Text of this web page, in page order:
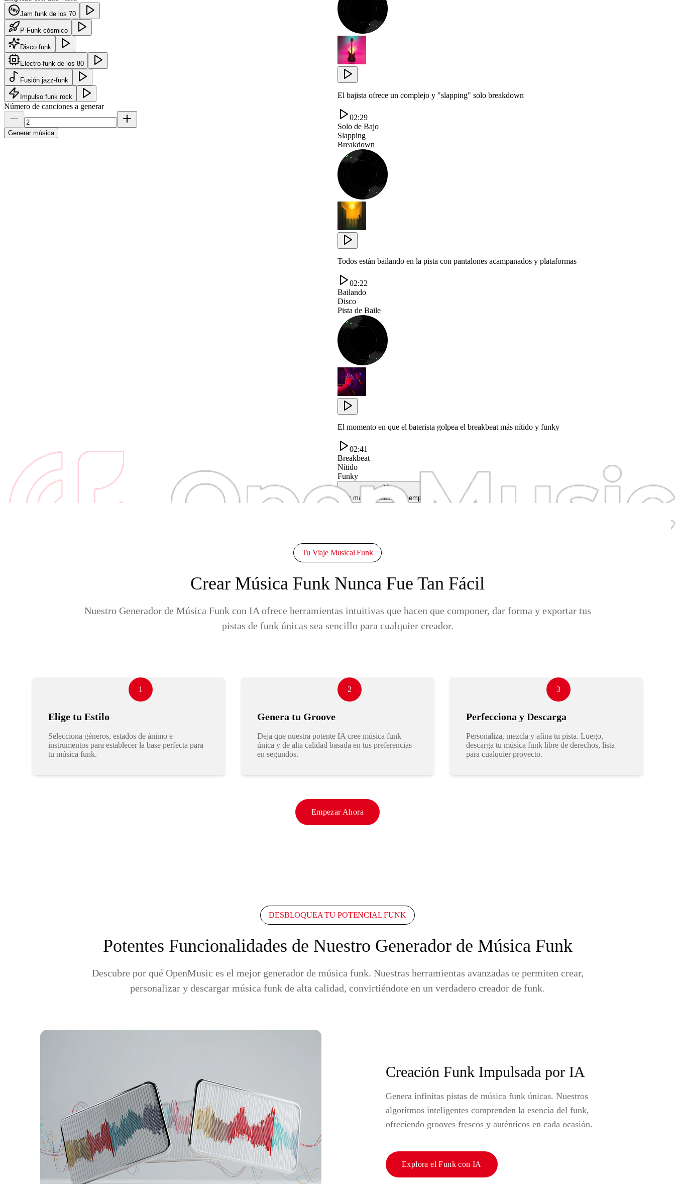
Jam funk de los 70
P-Funk cósmico
Disco funk
Electro-funk de los 80
Fusión jazz-funk
Impulso funk rock
Número de canciones a generar
Generar música
El bajista ofrece un complejo y "slapping" solo breakdown
02:29
Solo de Bajo
Slapping
Breakdown
Todos están bailando en la pista con pantalones acampanados y plataformas
02:22
Bailando
Disco
Pista de Baile
El momento en que el baterista golpea el breakbeat más nítido y funky
02:41
Breakbeat
Nítido
Funky
Ver más de nuestros ejemplos
Tu Viaje Musical Funk
Crear Música Funk Nunca Fue Tan Fácil
Nuestro Generador de Música Funk con IA ofrece herramientas intuitivas que hacen que componer, dar forma y exportar tus
pistas de funk únicas sea sencillo para cualquier creador.
1
Elige tu Estilo
Selecciona géneros, estados de ánimo e
instrumentos para establecer la base perfecta para
tu música funk.
2
Genera tu Groove
Deja que nuestra potente IA cree música funk
única y de alta calidad basada en tus preferencias
en segundos.
3
Perfecciona y Descarga
Personaliza, mezcla y afina tu pista. Luego,
descarga tu música funk libre de derechos, lista
para cualquier proyecto.
Empezar Ahora
DESBLOQUEA TU POTENCIAL FUNK
Potentes Funcionalidades de Nuestro Generador de Música Funk
Descubre por qué OpenMusic es el mejor generador de música funk. Nuestras herramientas avanzadas te permiten crear,
personalizar y descargar música funk de alta calidad, convirtiéndote en un verdadero creador de funk.
Creación Funk Impulsada por IA
Genera infinitas pistas de música funk únicas. Nuestros
algoritmos inteligentes comprenden la esencia del funk,
ofreciendo grooves frescos y auténticos en cada ocasión.
Explora el Funk con IA